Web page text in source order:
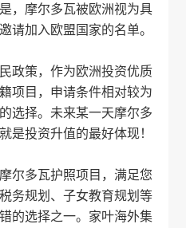
，摩尔多瓦被欧洲视为具
请加入欧盟国家的名单。
政策，作为欧洲投资优质
项目，申请条件相对较为
选择。未来某一天摩尔多
是投资升值的最好体现！
尔多瓦护照项目，满足您
务规划、子女教育规划等
的选择之一。 家叶海外集